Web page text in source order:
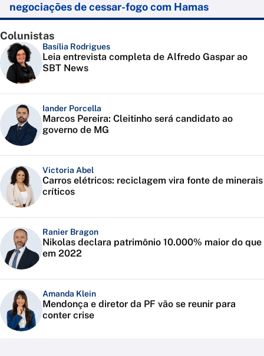
negociações de cessar-fogo com Hamas
Colunistas
Basília Rodrigues
Leia entrevista completa de Alfredo Gaspar ao
SBT News
Iander Porcella
Marcos Pereira: Cleitinho será candidato ao
governo de MG
Victoria Abel
Carros elétricos: reciclagem vira fonte de minerais
críticos
Ranier Bragon
Nikolas declara patrimônio 10.000% maior do que
em 2022
Amanda Klein
Mendonça e diretor da PF vão se reunir para
conter crise